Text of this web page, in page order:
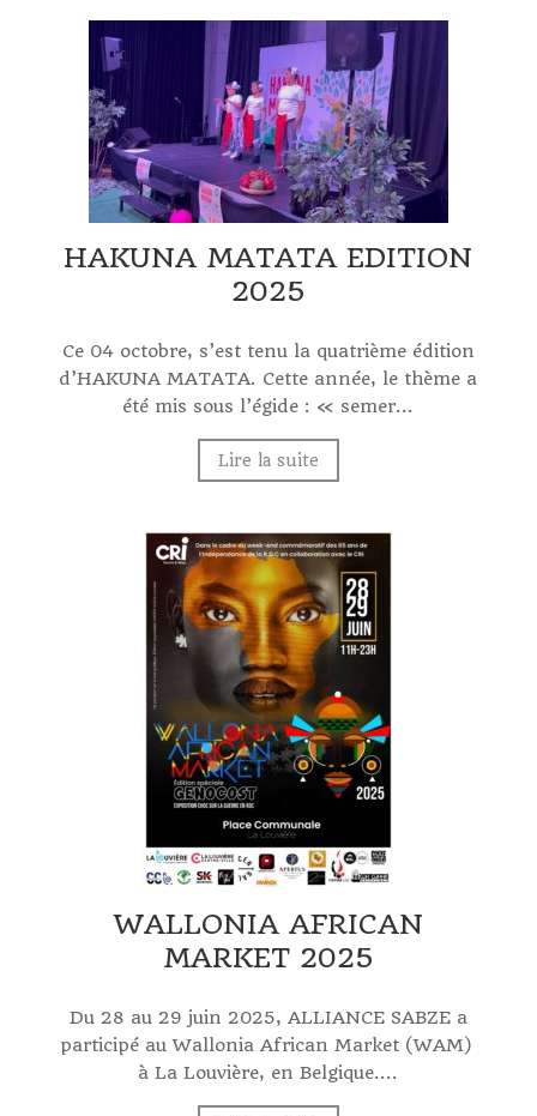
HAKUNA MATATA EDITION
2025
Ce 04 octobre, s’est tenu la quatrième édition
d’HAKUNA MATATA. Cette année, le thème a
été mis sous l’égide : « semer...
Lire la suite
WALLONIA AFRICAN
MARKET 2025
Du 28 au 29 juin 2025, ALLIANCE SABZE a
participé au Wallonia African Market (WAM)
à La Louvière, en Belgique....